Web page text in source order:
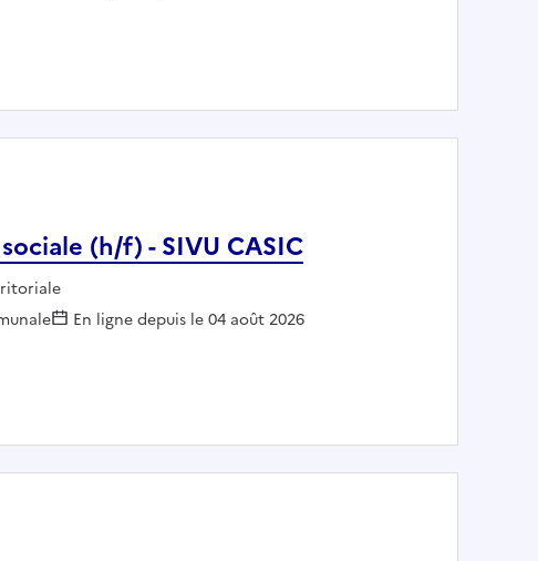
vie sociale (h/f) - SIVU CASIC
(h/f) - SIVU CASIC
En ligne depuis le 04 août 2026
vie sociale (h/f) - SIVU CASIC